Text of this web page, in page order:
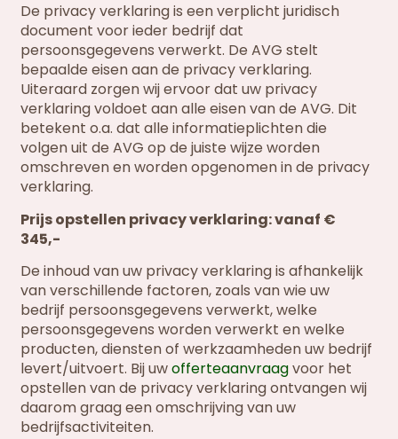
De privacy verklaring is een verplicht juridisch
document voor ieder bedrijf dat
persoonsgegevens verwerkt. De AVG stelt
bepaalde eisen aan de privacy verklaring.
Uiteraard zorgen wij ervoor dat uw privacy
verklaring voldoet aan alle eisen van de AVG. Dit
betekent o.a. dat alle informatieplichten die
volgen uit de AVG op de juiste wijze worden
omschreven en worden opgenomen in de privacy
verklaring.
Prijs opstellen privacy verklaring: vanaf €
345,-
De inhoud van uw privacy verklaring is afhankelijk
van verschillende factoren, zoals van wie uw
bedrijf persoonsgegevens verwerkt, welke
persoonsgegevens worden verwerkt en welke
producten, diensten of werkzaamheden uw bedrijf
levert/uitvoert. Bij uwofferteaanvraagvoor het
opstellen van de privacy verklaring ontvangen wij
daarom graag een omschrijving van uw
bedrijfsactiviteiten.